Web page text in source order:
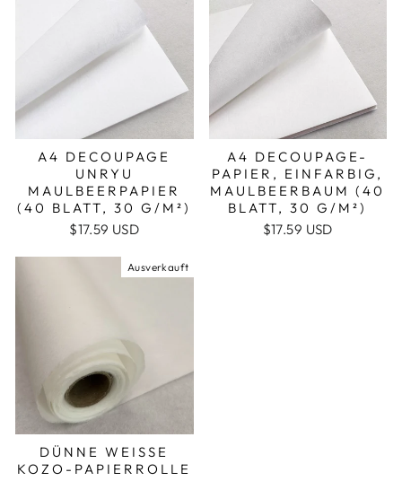
A4 DECOUPAGE
UNRYU
MAULBEERPAPIER
(40 BLATT, 30 G/M²)
$17.59 USD
A4 DECOUPAGE-
PAPIER, EINFARBIG,
MAULBEERBAUM (40
BLATT, 30 G/M²)
$17.59 USD
Ausverkauft
DÜNNE WEISSE K
OZO-PAPIERROLLE (